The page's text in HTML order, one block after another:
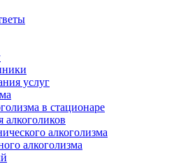
услуг
в стационаре
алкоголиков
алкоголизма
алкоголизма